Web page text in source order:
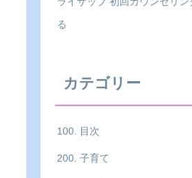
る
カテゴリー
100. 目次
200. 子育て